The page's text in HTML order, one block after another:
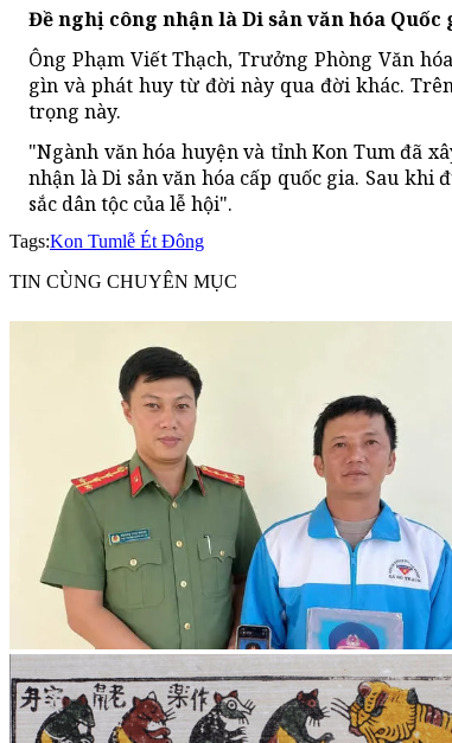
Đề nghị công nhận là Di sản văn hóa Quốc
Ông Phạm Viết Thạch, Trưởng Phòng Văn
gìn và phát huy từ đời này qua đời khác.
trọng này.
"Ngành văn hóa huyện và tỉnh Kon Tum đã
nhận là Di sản văn hóa cấp quốc gia. Sau
sắc dân tộc của lễ hội".
Tags:Kon Tumlễ Ét Đông
TIN CÙNG CHUYÊN MỤC